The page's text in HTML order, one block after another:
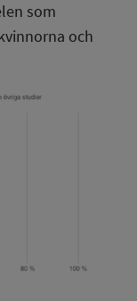
som
och